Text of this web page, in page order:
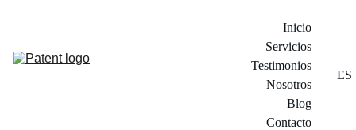
Inicio
Servicios
Testimonios
Nosotros
Blog
Contacto
ES